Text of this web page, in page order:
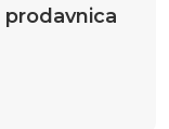
prodavnica